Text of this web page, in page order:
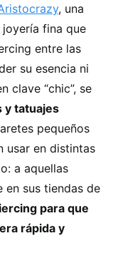
, una
fina que
entre las
su esencia ni
clave “chic”, se
y tatuajes
pequeños
usar en distintas
a aquellas
en sus tiendas de
para que
rápida y